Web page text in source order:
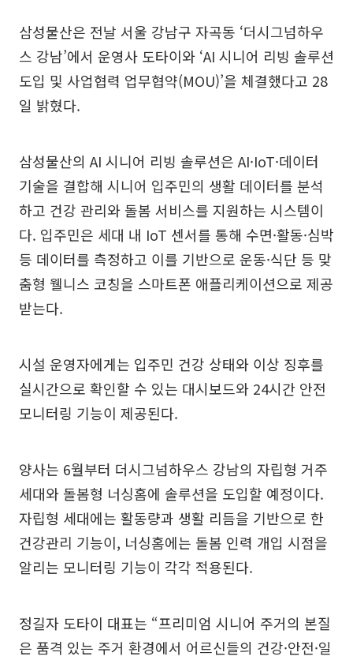
삼성물산은 전날 서울 강남구 자곡동 ‘더시그넘하우
스 강남’에서 운영사 도타이와 ‘AI 시니어 리빙 솔루션
도입 및 사업협력 업무협약(MOU)’을 체결했다고 28
일 밝혔다.
삼성물산의 AI 시니어 리빙 솔루션은 AI·IoT·데이터
기술을 결합해 시니어 입주민의 생활 데이터를 분석
하고 건강 관리와 돌봄 서비스를 지원하는 시스템이
다. 입주민은 세대 내 IoT 센서를 통해 수면·활동·심박
등 데이터를 측정하고 이를 기반으로 운동·식단 등 맞
춤형 웰니스 코칭을 스마트폰 애플리케이션으로 제공
받는다.
시설 운영자에게는 입주민 건강 상태와 이상 징후를
실시간으로 확인할 수 있는 대시보드와 24시간 안전
모니터링 기능이 제공된다.
양사는 6월부터 더시그넘하우스 강남의 자립형 거주
세대와 돌봄형 너싱홈에 솔루션을 도입할 예정이다.
자립형 세대에는 활동량과 생활 리듬을 기반으로 한
건강관리 기능이, 너싱홈에는 돌봄 인력 개입 시점을
알리는 모니터링 기능이 각각 적용된다.
정길자 도타이 대표는 “프리미엄 시니어 주거의 본질
은 품격 있는 주거 환경에서 어르신들의 건강·안전·일